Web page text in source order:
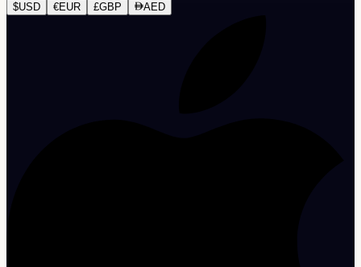
$USD €EUR £GBP AED